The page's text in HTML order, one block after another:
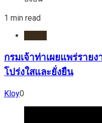
1 min read
กรมเจ้าท่าเผยแพร่รา
โปร่งใสและยั่งยืน
Kloy0